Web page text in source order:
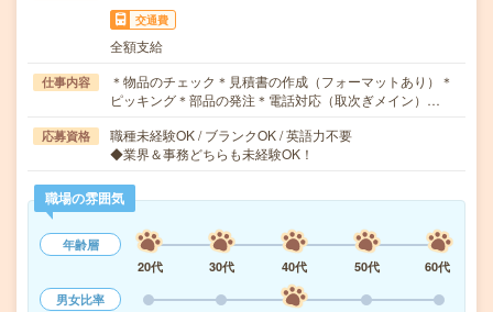
交通費
全額支給
仕事内容
＊物品のチェック＊見積書の作成（フォーマットあり）＊
ピッキング＊部品の発注＊電話対応（取次ぎメイン）…
応募資格
職種未経験OK / ブランクOK / 英語力不要
◆業界＆事務どちらも未経験OK！
職場の雰囲気
年齢層
20代
30代 40代 50代
60代
男女比率